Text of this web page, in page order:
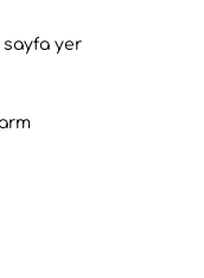
sayfa yer